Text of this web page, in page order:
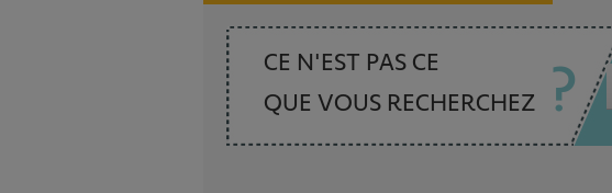
CE N'EST PAS CE
QUE VOUS RECHERCHEZ